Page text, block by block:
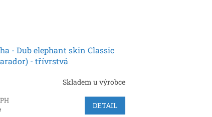
- Dub elephant skin Classic
- třívrstvá
Skladem u výrobce
DETAIL